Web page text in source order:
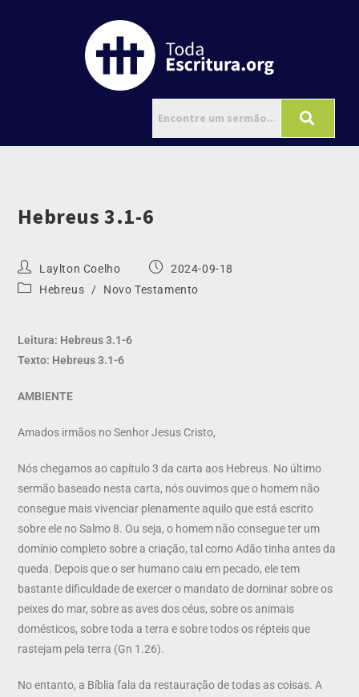
Hebreus 3.1-6
Laylton Coelho
2024-09-18
Hebreus
/ Novo Testamento
Leitura: Hebreus 3.1-6
Texto: Hebreus 3.1-6
AMBIENTE
Amados irmãos no Senhor Jesus Cristo,
Nós chegamos ao capítulo 3 da carta aos Hebreus. No último
sermão baseado nesta carta, nós ouvimos que o homem não
consegue mais vivenciar plenamente aquilo que está escrito
sobre ele no Salmo 8. Ou seja, o homem não consegue ter um
domínio completo sobre a criação, tal como Adão tinha antes da
queda. Depois que o ser humano caiu em pecado, ele tem
bastante dificuldade de exercer o mandato de dominar sobre os
peixes do mar, sobre as aves dos céus, sobre os animais
domésticos, sobre toda a terra e sobre todos os répteis que
rastejam pela terra (Gn 1.26).
No entanto, a Bíblia fala da restauração de todas as coisas. A